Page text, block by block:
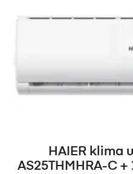
DODAJ
HAIER klima
AS25THMHRA-C +